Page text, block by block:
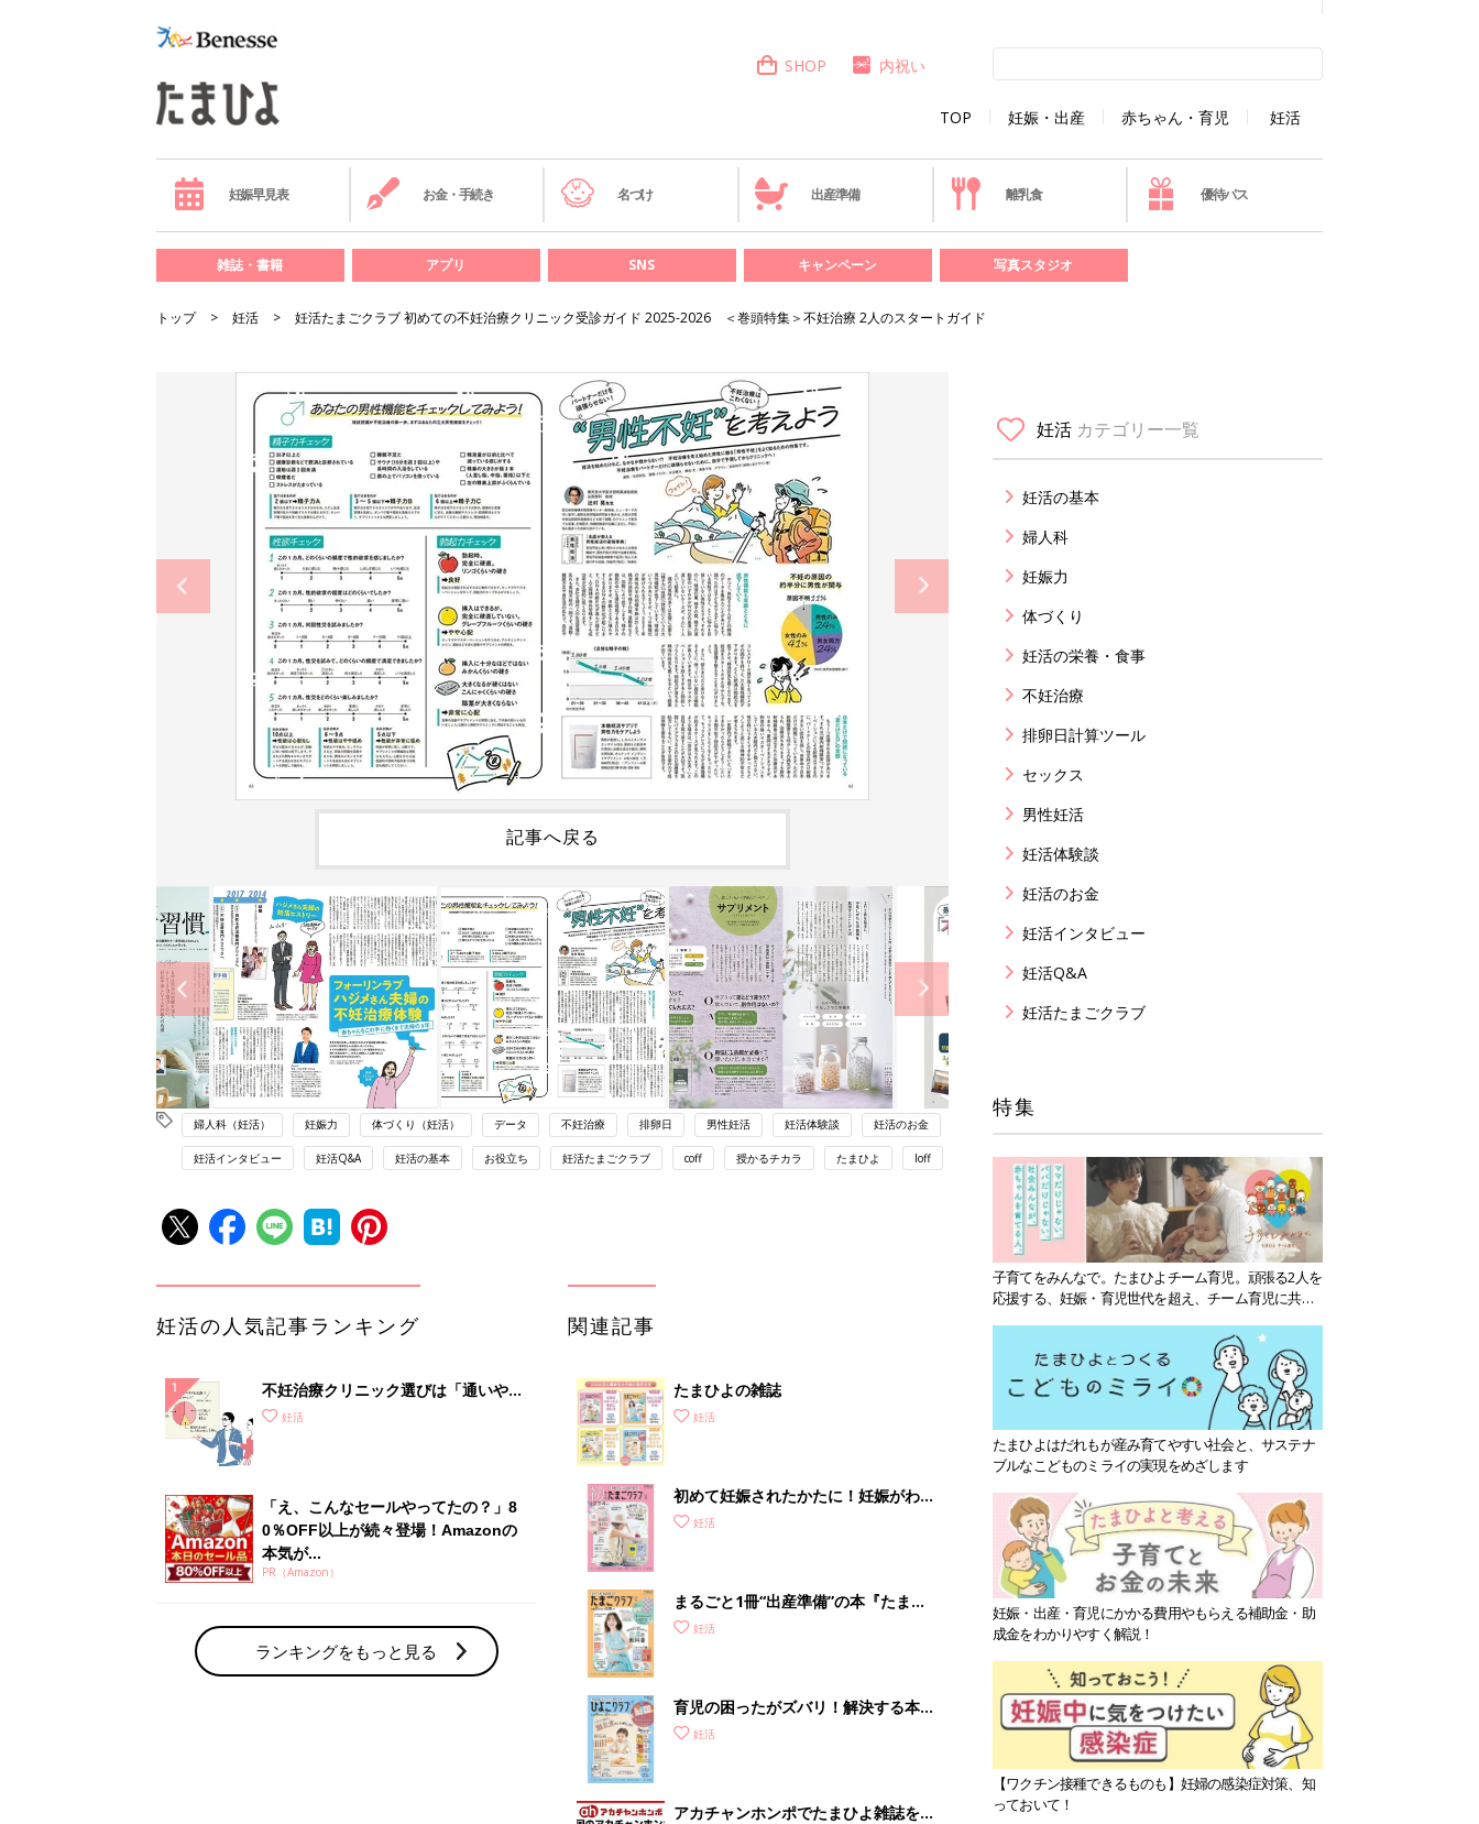
TOP 妊娠・出産 赤ちゃん・育児 妊活
SHOP 内祝い
妊娠早見表 お金・手続き 名づけ 出産準備 離乳食 優待パス
雑誌・書籍 アプリ SNS キャンペーン 写真スタジオ
トップ 妊活 妊活たまごクラブ 初めての不妊治療クリニック受診ガイド 2025-2026 ＜巻頭特集＞不妊治療 2人のスタートガイド
記事へ戻る
婦人科（妊活） 妊娠力 体づくり（妊活） データ 不妊治療 排卵日 男性妊活 妊活体験談 妊活のお金
妊活インタビュー 妊活Q&A 妊活の基本 お役立ち 妊活たまごクラブ coff 授かるチカラ たまひよ loff
妊活の人気記事ランキング
不妊治療クリニック選びは「通いやす
さ」が大切！選び方、重要3カ条っ
妊活
「え、こんなセールやってたの？」8
0％OFF以上が続々登場！Amazonの
本気が...
PR（Amazon）
ランキングをもっと見る
関連記事
たまひよの雑誌
妊活
初めて妊娠されたかたに！妊娠がわか
ったら最初に読む本『初めてのたまご
妊活
まるごと1冊“出産準備”の本『たまご
クラブ 夏号』〈スペシャル大特集〉
妊活
育児の困ったがズバリ！解決する本
『ひよこクラブ 秋号』 4カ月～2才
妊活
アカチャンホンポでたまひよ雑誌を買
妊活 カテゴリー一覧
妊活の基本
婦人科
妊娠力
体づくり
妊活の栄養・食事
不妊治療
排卵日計算ツール
セックス
男性妊活
妊活体験談
妊活のお金
妊活インタビュー
妊活Q&A
妊活たまごクラブ
特集
子育てをみんなで。たまひよチーム育児。頑張る2人を
応援する、妊娠・育児世代を超え、チーム育児に共感
たまひよはだれもが産み育てやすい社会と、サステナ
ブルなこどものミライの実現をめざします
妊娠・出産・育児にかかる費用やもらえる補助金・助
成金をわかりやすく解説！
【ワクチン接種できるものも】妊婦の感染症対策、知
っておいて！